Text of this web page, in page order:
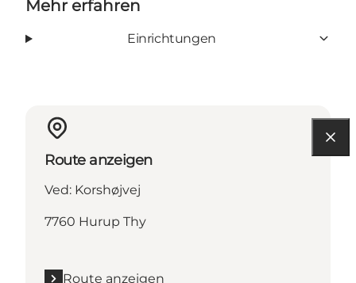
Mehr erfahren
Einrichtungen
Route anzeigen
Ved: Korshøjvej
7760 Hurup Thy
Route anzeigen